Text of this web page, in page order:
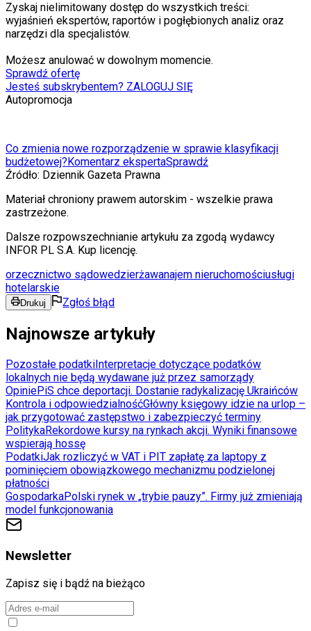
Zyskaj nielimitowany dostęp do wszystkich treści:
wyjaśnień ekspertów, raportów i pogłębionych analiz oraz
narzędzi dla specjalistów.
Możesz anulować w dowolnym momencie.
Sprawdź ofertę
Jesteś subskrybentem? ZALOGUJ SIĘ
Autopromocja
Co zmienia nowe rozporządzenie w sprawie klasyfikacji
budżetowej? Komentarz ekspertaSprawdź
Źródło: Dziennik Gazeta Prawna
Materiał chroniony prawem autorskim - wszelkie prawa
zastrzeżone.
Dalsze rozpowszechnianie artykułu za zgodą wydawcy
INFOR PL S.A. Kup licencję.
orzecznictwo sądowedzierżawanajem nieruchomościusługi
hotelarskie
Drukuj Zgłoś błąd
Najnowsze artykuły
Pozostałe podatkiInterpretacje dotyczące podatków
lokalnych nie będą wydawane już przez samorządy
OpiniePiS chce deportacji. Dostanie radykalizację Ukraińców
Kontrola i odpowiedzialnośćGłówny księgowy idzie na urlop –
jak przygotować zastępstwo i zabezpieczyć terminy
PolitykaRekordowe kursy na rynkach akcji. Wyniki finansowe
wspierają hossę
PodatkiJak rozliczyć w VAT i PIT zapłatę za laptopy z
pominięciem obowiązkowego mechanizmu podzielonej
płatności
GospodarkaPolski rynek w „trybie pauzy”. Firmy już zmieniają
model funkcjonowania
Newsletter
Zapisz się i bądź na bieżąco